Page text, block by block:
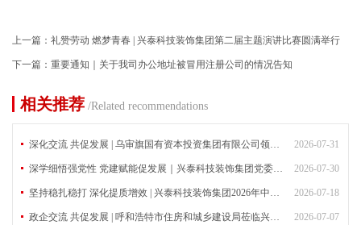
上一篇： 礼赞劳动 燃梦青春 | 兴泰科技装饰集团第二届主题演讲比赛圆满举行
下一篇： 重要通知｜关于我司办公地址被冒用注册公司的情况告知
相关推荐 /Related recommendations
2026-07-31
深化交流 共促发展 | 乌审旗国有资本投资集团有限公司领导莅临兴泰科技装饰集团考察指导
2026-07-30
深学细悟强党性 党建赋能促发展｜兴泰科技装饰集团党委召开专题宣讲会
2026-07-18
坚持稳扎稳打 深化提质增效 | 兴泰科技装饰集团2026年中工作会议圆满召开
2026-07-07
政企交流 共促发展 | 呼和浩特市住房和城乡建设局莅临兴泰科技装饰集团考察交流